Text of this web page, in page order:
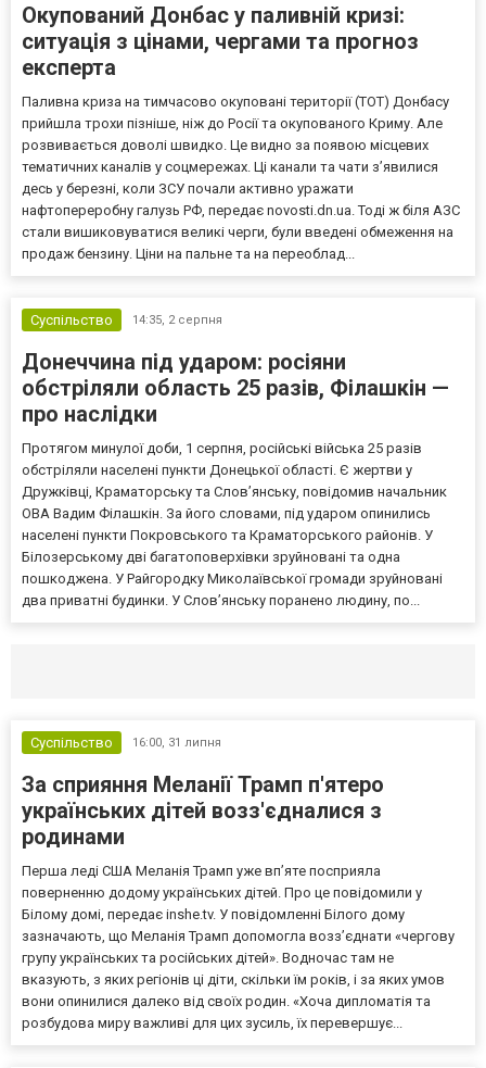
Окупований Донбас у паливній кризі:
ситуація з цінами, чергами та прогноз
експерта
Паливна криза на тимчасово окуповані території (ТОТ) Донбасу
прийшла трохи пізніше, ніж до Росії та окупованого Криму. Але
розвивається доволі швидко. Це видно за появою місцевих
тематичних каналів у соцмережах. Ці канали та чати з’явилися
десь у березні, коли ЗСУ почали активно уражати
нафтопереробну галузь РФ, передає novosti.dn.ua. Тоді ж біля АЗС
стали вишиковуватися великі черги, були введені обмеження на
продаж бензину. Ціни на пальне та на переоблад...
Суспільство 14:35, 2 серпня
Донеччина під ударом: росіяни
обстріляли область 25 разів, Філашкін —
про наслідки
Протягом минулої доби, 1 серпня, російські війська 25 разів
обстріляли населені пункти Донецької області. Є жертви у
Дружківці, Краматорську та Слов’янську, повідомив начальник
ОВА Вадим Філашкін. За його словами, під ударом опинились
населені пункти Покровського та Краматорського районів. У
Білозерському дві багатоповерхівки зруйновані та одна
пошкоджена. У Райгородку Миколаївської громади зруйновані
два приватні будинки. У Слов’янську поранено людину, по...
Суспільство 16:00, 31 липня
За сприяння Меланії Трамп п'ятеро
українських дітей возз'єдналися з
родинами
Перша леді США Меланія Трамп уже впʼяте посприяла
поверненню додому українських дітей. Про це повідомили у
Білому домі, передає inshe.tv. У повідомленні Білого дому
зазначають, що Меланія Трамп допомогла возз’єднати «чергову
групу українських та російських дітей». Водночас там не
вказують, з яких регіонів ці діти, скільки їм років, і за яких умов
вони опинилися далеко від своїх родин. «Хоча дипломатія та
розбудова миру важливі для цих зусиль, їх перевершує...